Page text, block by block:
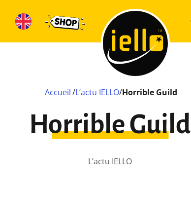
Accueil /L’actu IELLO/Horrible Guild
Horrible Guild
L’actu IELLO